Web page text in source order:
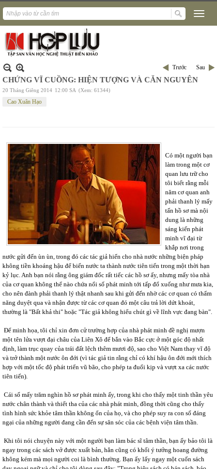
Trước Sau
CHỨNG VĨ CUỒNG: HIỆN TƯỢNG VÀ CĂN NGUYÊN
20 Tháng Giêng 2014 12:00 SA (Xem: 61344)
Cao Xuân Hạo
Có một người bạn
làm trong một cơ
quan lưu trữ cho
tôi biết rằng mỗi
năm cơ quan anh
phải thanh lý mấy
tấn hồ sơ mà nội
dung là những
sáng kiến phát
minh vĩ đại từ
khắp nơi trong
nước gửi đến ùn ùn, trong đó các tác giả hiến cho nhà nước những biện pháp
không tiền khoáng hậu để biến nước ta thành nước tiên tiến trong một thời hạn
kỷ lục. Anh bạn nói rằng ông giám đốc rất tiếc các hồ sơ ấy, nhưng mấy tòa nhà
của cơ quan không thể nào chứa nổi số phát minh tới tấp đổ xuống như mưa kia,
cho nên đành phải thanh lý thật nhanh sau khi gửi đến nhờ các cơ quan có thẩm
năng duyệt qua và nhận được từ các cơ quan đó một câu trả lời dứt khoát,
thường là "Bất khả thi" hoặc "Tác giả không hiểu chút gì về lĩnh vực đang bàn".
Để minh họa, tôi chỉ xin đơn cử trường hợp của nhà phát minh đề nghị mượn
một tên lửa vượt đại châu của Liên Xô để bắn vào Bắc cực ở một góc độ nhất
định, làm trục quay của trái đất lệch thêm mươi độ, sao cho Việt Nam thay vĩ độ
và trở thành một nước ôn đới (vì tác giả tin rằng chỉ có khí hậu ôn đới mới thích
hợp với một tốc độ phát triển vũ bão, cho phép ta đuổi kịp và vượt xa các nước
tiên tiến).
Cái số mấy trăm nghìn hồ sơ phát minh ấy, trong khi cho thấy một tinh thần yêu
nước chân thành và thiết tha của các nhà phát minh, đồng thời cũng cho thấy
tình hình sức khỏe tâm thần không ổn của họ, và cho phép suy ra con số đáng
ngại của những người đang cần đến sự săn sóc của các bệnh viện tâm thần.
Khi tôi nói chuyện này với một người bạn làm bác sĩ tâm thần, bạn ấy bảo tôi là
ngay trong các sách vở được xuất bản, hẳn cũng có khối ý tưởng hoang đường
không kém mà mọi người coi là bình thường. Bạn ấy lấy ngay một cuốn sách